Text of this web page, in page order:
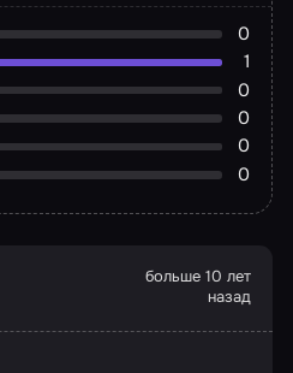
0
1
0
0
0
0
больше 10 лет
назад